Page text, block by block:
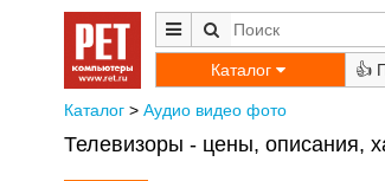
Каталог 👍
Каталог> Аудио видео фото
Телевизоры - цены, описания,